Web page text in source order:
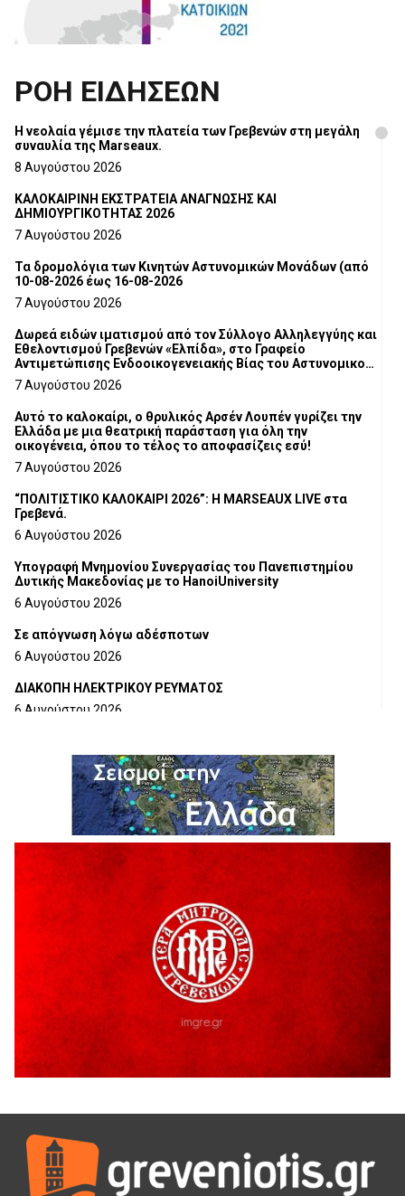
ΡΟΗ ΕΙΔΗΣΕΩΝ
Η νεολαία γέμισε την πλατεία των Γρεβενών στη μεγάλη
συναυλία της Marseaux.
8 Αυγούστου 2026
ΚΑΛΟΚΑΙΡΙΝΗ ΕΚΣΤΡΑΤΕΙΑ ΑΝΑΓΝΩΣΗΣ ΚΑΙ
ΔΗΜΙΟΥΡΓΙΚΟΤΗΤΑΣ 2026
7 Αυγούστου 2026
Τα δρομολόγια των Κινητών Αστυνομικών Μονάδων (από
10-08-2026 έως 16-08-2026
7 Αυγούστου 2026
Δωρεά ειδών ιματισμού από τον Σύλλογο Αλληλεγγύης και
Εθελοντισμού Γρεβενών «Ελπίδα», στο Γραφείο
Αντιμετώπισης Ενδοοικογενειακής Βίας του Αστυνομικού
Τμήματος Γρεβενών
7 Αυγούστου 2026
Αυτό το καλοκαίρι, ο θρυλικός Αρσέν Λουπέν γυρίζει την
Ελλάδα με μια θεατρική παράσταση για όλη την
οικογένεια, όπου το τέλος το αποφασίζεις εσύ!
7 Αυγούστου 2026
“ΠΟΛΙΤΙΣΤΙΚΟ ΚΑΛΟΚΑΙΡΙ 2026”: Η MARSEAUX LIVE στα
Γρεβενά.
6 Αυγούστου 2026
Υπογραφή Μνημονίου Συνεργασίας του Πανεπιστημίου
Δυτικής Μακεδονίας με το HanoiUniversity
6 Αυγούστου 2026
Σε απόγνωση λόγω αδέσποτων
6 Αυγούστου 2026
ΔΙΑΚΟΠΗ ΗΛΕΚΤΡΙΚΟΥ ΡΕΥΜΑΤΟΣ
6 Αυγούστου 2026
6 Αυγούστου 2026
H παραδοχή λαθών είναι (και) δύναμη
5 Αυγούστου 2026
Ο ΑΝΔΡΕΑΣ ΑΣΛΑΝΙΔΗΣ ΣΥΝΕΧΙΖΕΙ ΣΤΟΝ ΠΡΩΤΕΑ
ΓΡΕΒΕΝΩΝ
Ευχαριστήριο Εκπολιτιστικού Συλλόγου Ταξιάρχη προς κ.
Παρασχάκη Αθανάσιο
5 Αυγούστου 2026
Διακοπή υδροδότησης του Α΄ κλάδου ύδρευσης
5 Αυγούστου 2026
Η Marseaux στα Γρεβενά για μια μοναδική συναυλία
5 Αυγούστου 2026
Ανάσες».
5 Αυγούστου 2026
Γρεβενά: Συνελήφθη 18χρονος αλλοδαπός, για κλοπή